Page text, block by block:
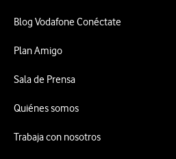
Blog Vodafone Conéctate
Plan Amigo
Sala de Prensa
Quiénes somos
Trabaja con nosotros